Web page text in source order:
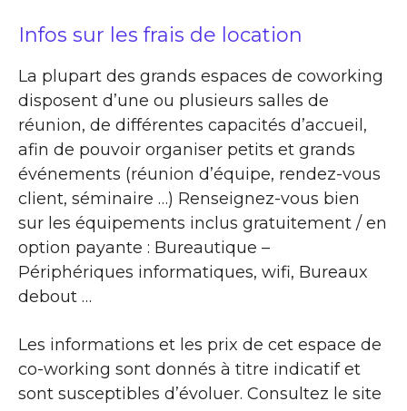
Infos sur les frais de location
La plupart des grands espaces de coworking
disposent d’une ou plusieurs salles de
réunion, de différentes capacités d’accueil,
afin de pouvoir organiser petits et grands
événements (réunion d’équipe, rendez-vous
client, séminaire …) Renseignez-vous bien
sur les équipements inclus gratuitement / en
option payante : Bureautique –
Périphériques informatiques, wifi, Bureaux
debout …
Les informations et les prix de cet espace de
co-working sont donnés à titre indicatif et
sont susceptibles d’évoluer. Consultez le site